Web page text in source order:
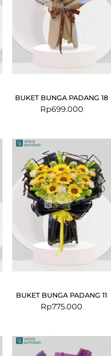
BUKET BUNGA PADANG 18
Rp699.000
BUKET BUNGA PADANG 11
Rp775.000